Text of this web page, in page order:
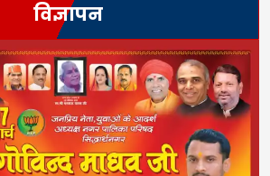
विज्ञापन